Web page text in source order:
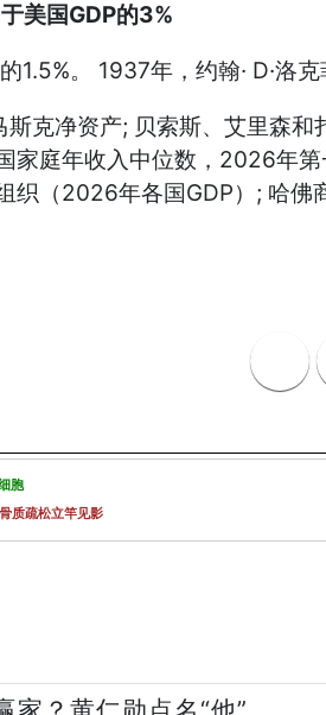
美国GDP的3%
1.5%。 1937年，约翰· D·洛
克净资产; 贝索斯、艾里森
家庭年收入中位数，2026年
织（2026年各国GDP）; 哈佛
胞
质疏松立竿见影